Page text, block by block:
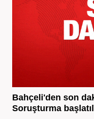
Bahçeli'den son
Soruşturma